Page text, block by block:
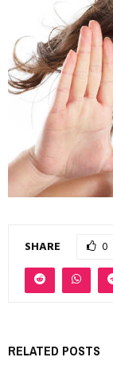
SHARE 0
RELATED POSTS